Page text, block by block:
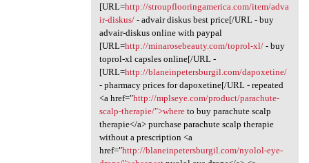
[URL=http://stroupflooringamerica.com/item/adva
ir-diskus/- advair diskus best price[/URL - buy
advair-diskus online with paypal
[URL=http://minarosebeauty.com/toprol-xl/- buy
toprol-xl capsles online[/URL -
[URL=http://blaneinpetersburgil.com/dapoxetine/
- pharmacy prices for dapoxetine[/URL - repeated
<a href="http://mplseye.com/product/parachute-
scalp-therapie/">whereto buy parachute scalp
therapie</a> purchase parachute scalp therapie
without a prescription <a
href="http://blaneinpetersburgil.com/nyolol-eye-